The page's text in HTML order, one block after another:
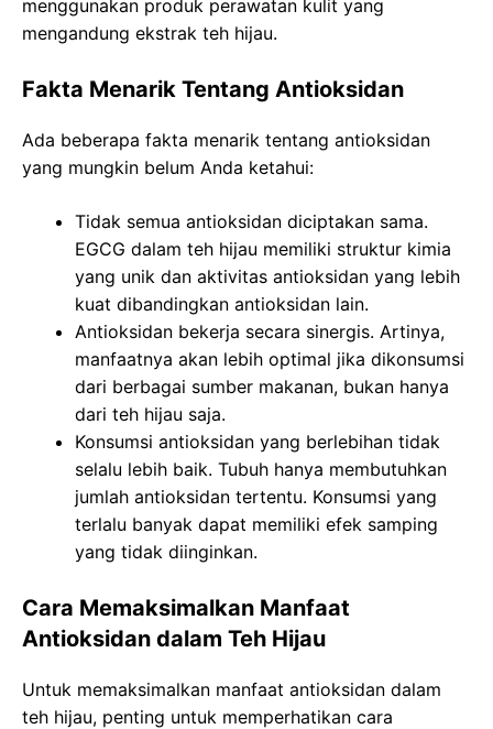
menggunakan produk perawatan kulit yang
mengandung ekstrak teh hijau.
Fakta Menarik Tentang Antioksidan
Ada beberapa fakta menarik tentang antioksidan
yang mungkin belum Anda ketahui:
Tidak semua antioksidan diciptakan sama.
EGCG dalam teh hijau memiliki struktur kimia
yang unik dan aktivitas antioksidan yang lebih
kuat dibandingkan antioksidan lain.
Antioksidan bekerja secara sinergis. Artinya,
manfaatnya akan lebih optimal jika dikonsumsi
dari berbagai sumber makanan, bukan hanya
dari teh hijau saja.
Konsumsi antioksidan yang berlebihan tidak
selalu lebih baik. Tubuh hanya membutuhkan
jumlah antioksidan tertentu. Konsumsi yang
terlalu banyak dapat memiliki efek samping
yang tidak diinginkan.
Cara Memaksimalkan Manfaat
Antioksidan dalam Teh Hijau
Untuk memaksimalkan manfaat antioksidan dalam
teh hijau, penting untuk memperhatikan cara